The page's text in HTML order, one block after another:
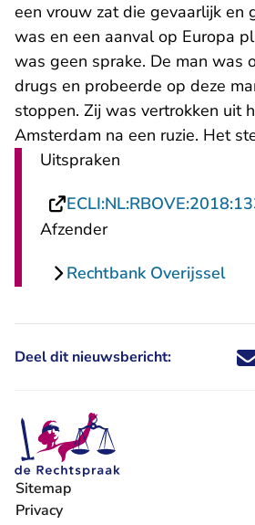
een vrouw zat die gevaarlijk en
was en een aanval op Europa
was geen sprake. De man was
drugs en probeerde op deze
stoppen. Zij was vertrokken uit
Amsterdam na een ruzie. Het
Uitspraken
Afzender
Rechtbank Overijssel
Deel dit nieuwsbericht: Deel
Sitemap
Privacy